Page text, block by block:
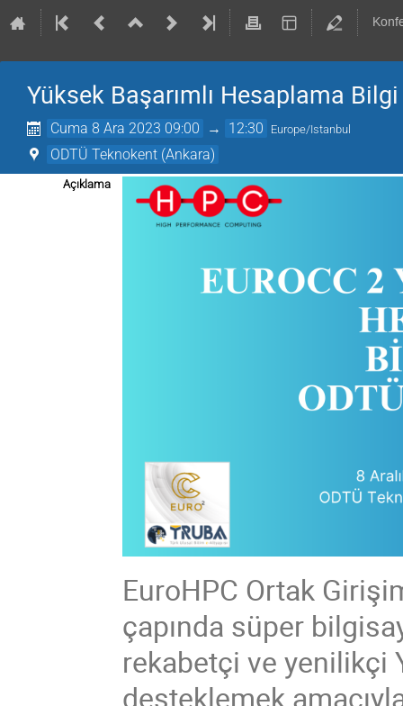
Yüksek Başarımlı Hesaplama
Cuma 8 Ara 2023 09:00 → 12:30 Europe/Istanbul
ODTÜ Teknokent (Ankara)
Açıklama
EuroHPC Ortak
çapında süper
rekabetçi ve yenilikçi
desteklemek